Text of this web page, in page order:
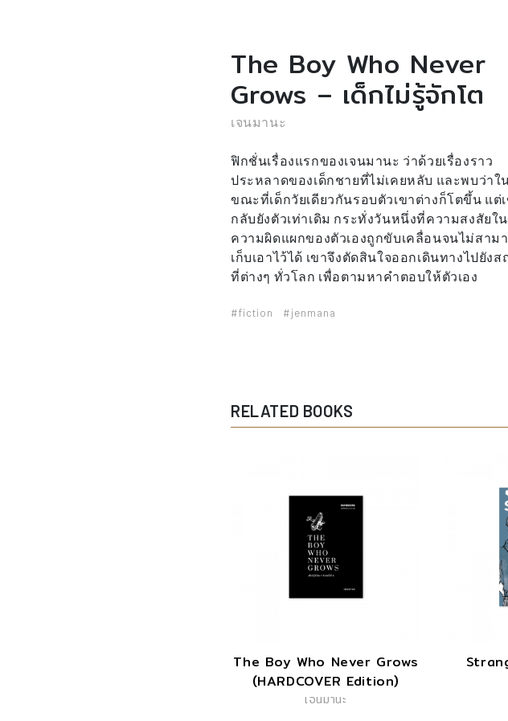
The Boy Who Never
Grows – เด็กไม่รู้จักโต
เจนมานะ
ฟิกชั่นเรื่องแรกของเจนมานะ ว่าด้วยเรื่องราว
ประหลาดของเด็กชายที่ไม่เคยหลับ และพบว่าใ
ขณะที่เด็กวัยเดียวกันรอบตัวเขาต่างก็โตขึ้น แต่
กลับยังตัวเท่าเดิม กระทั่งวันหนึ่งที่ความสงสัยใน
ความผิดแผกของตัวเองถูกขับเคลื่อนจนไม่สาม
เก็บเอาไว้ได้ เขาจึงตัดสินใจออกเดินทางไปยังส
ที่ต่างๆ ทั่วโลก เพื่อตามหาคำตอบให้ตัวเอง
#fiction #jenmana
RELATED BOOKS
The Boy Who Never Grows
(HARDCOVER Edition)
เจนมานะ